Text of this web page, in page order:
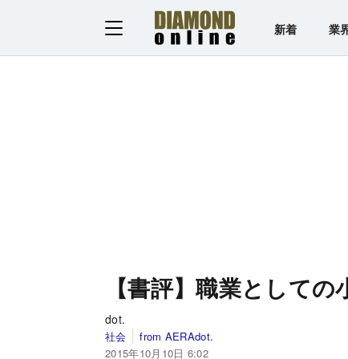
新着 業
【書評】職業として
dot.
社会
from AERAdot.
2015年10月10日 6:02